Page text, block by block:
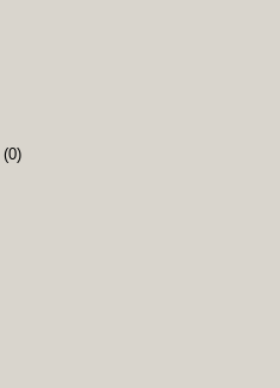
(0)